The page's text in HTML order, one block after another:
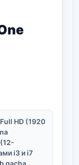
HD (1920
i3 и i7
gacha